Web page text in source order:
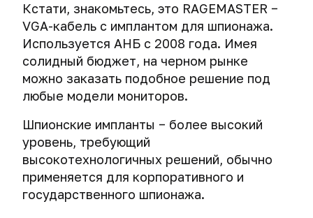
Деанонимизация
владельцев
мессенджеров
через
P2P-
соединения
Как
деанонимизируют
оппозиционеров
и
наркоторговцев
в
authentication,
порт
соединения
и
сессионный
ключ.
безопасный
VPN:
алгоритм
шифрования,
длина
ключа
телефона
и
планшета
Кстати, знакомьтесь, это RAGEMASTER −
VGA-кабель с имплантом для шпионажа.
Используется АНБ с 2008 года. Имея
солидный бюджет, на черном рынке
можно заказать подобное решение под
любые модели мониторов.
Шпионские импланты − более высокий
уровень, требующий
высокотехнологичных решений, обычно
применяется для корпоративного и
государственного шпионажа.